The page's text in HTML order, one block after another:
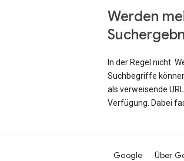
Werden
In der Regel nicht.
Suchbegriffe
als verweisende
Verfügung. Dabei
Google Über